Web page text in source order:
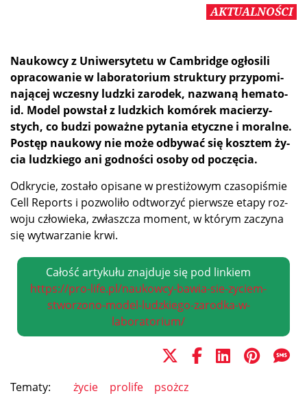
AKTUALNOŚCI
Na­ukow­cy z Uni­wer­sy­te­tu w Cam­brid­ge ogło­si­li
opra­co­wa­nie w la­bo­ra­to­rium struk­tu­ry przy­po­mi­
na­ją­cej wcze­sny ludz­ki za­ro­dek, na­zwa­ną he­ma­to­
id. Mo­del po­wstał z ludz­kich ko­mó­rek ma­cie­rzy­
stych, co bu­dzi po­waż­ne py­ta­nia etycz­ne i mo­ral­ne.
Po­stęp na­uko­wy nie mo­że od­by­wać się kosz­tem ży­
cia ludz­kie­go ani god­no­ści oso­by od poczęcia.
Od­kry­cie, zo­sta­ło opi­sa­ne w pre­sti­żo­wym cza­so­pi­śmie
Cell Re­ports i po­zwo­li­ło od­two­rzyć pierw­sze eta­py roz­
wo­ju czło­wie­ka, zwłasz­cza mo­ment, w któ­rym za­czy­na
się wy­twa­rza­nie krwi.
Całość artykułu znajduje się pod linkiem
https://pro-life.pl/naukowcy-bawia-sie-zyciem-
stworzono-model-ludzkiego-zarodka-w-
laboratorium/
Tematy: życie prolife psożcz